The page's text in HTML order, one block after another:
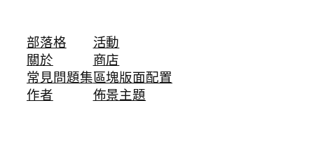
部落格
關於
常見問題集
作者
活動
商店
區塊版面配置
佈景主題